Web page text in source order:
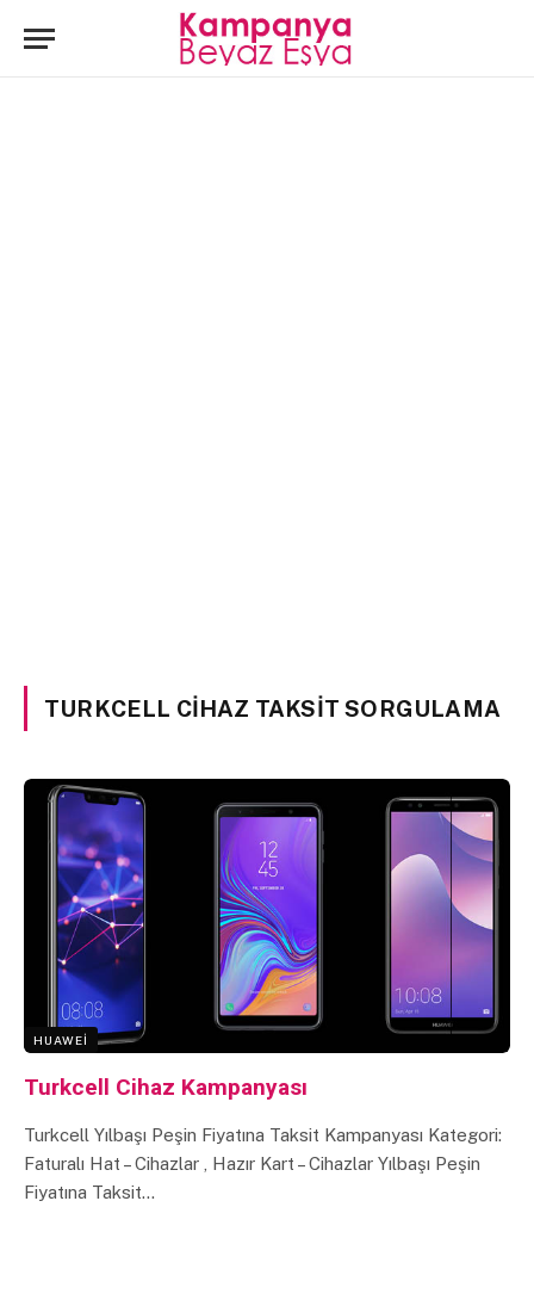
TURKCELL CIHAZ TAKSIT SORGULAMA
HUAWEI
Turkcell Cihaz Kampanyası
Turkcell Yılbaşı Peşin Fiyatına Taksit Kampanyası Kategori:
Faturalı Hat – Cihazlar , Hazır Kart – Cihazlar Yılbaşı Peşin
Fiyatına Taksit…